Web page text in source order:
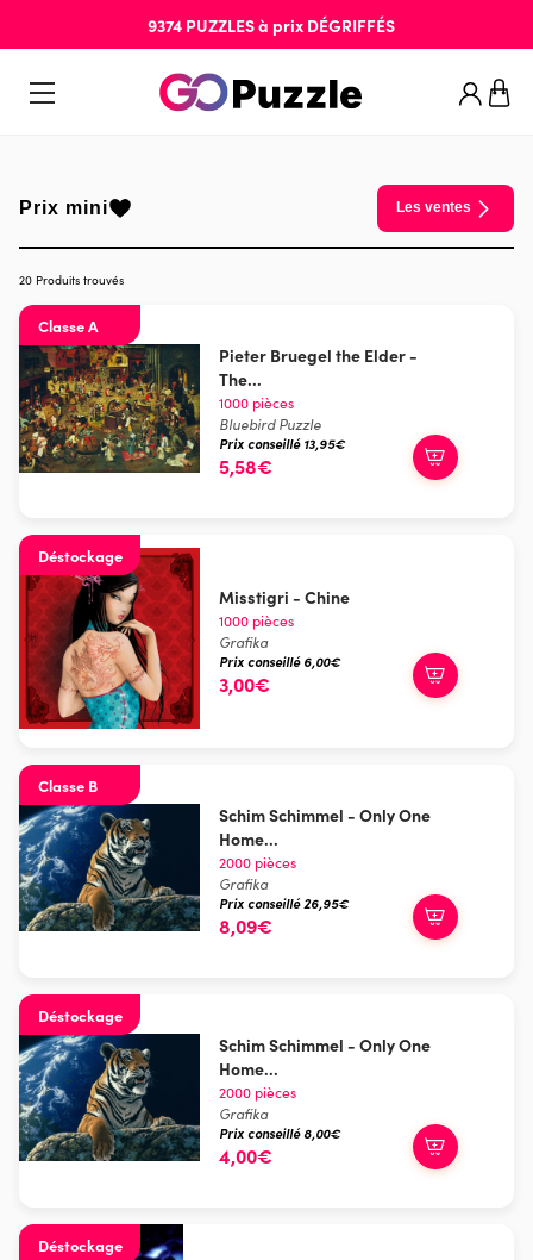
9374 PUZZLESà prix DÉGRIFFÉS
Prix mini Les ventes
20 Produits trouvés
Classe A
Pieter Bruegel the Elder -
The...
1000 pièces
Bluebird Puzzle
Prix conseillé 13,95€
5,58€
Déstockage
Misstigri - Chine
1000 pièces
Grafika
Prix conseillé 6,00€
3,00€
Classe B
Schim Schimmel - Only One
Home...
2000 pièces
Grafika
Prix conseillé 26,95€
8,09€
Déstockage
Schim Schimmel - Only One
Home...
2000 pièces
Grafika
Prix conseillé 8,00€
4,00€
Déstockage